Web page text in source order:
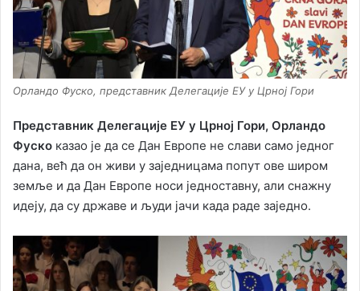
Орландо Фуско, представник Делегације ЕУ у Црној Гори
Представник Делегације ЕУ у Црној Гори, Орландо
Фуско казао је да се Дан Европе не слави само једног
дана, већ да он живи у заједницама попут ове широм
земље и да Дан Европе носи једноставну, али снажну
идеју, да су државе и људи јачи када раде заједно.